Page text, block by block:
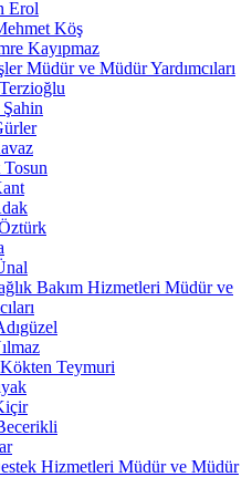
Erol
Köş
Kayıpmaz
Müdür ve Müdür Yardımcıları
Bakım Hizmetleri Müdür ve
Teymuri
Hizmetleri Müdür ve Müdür